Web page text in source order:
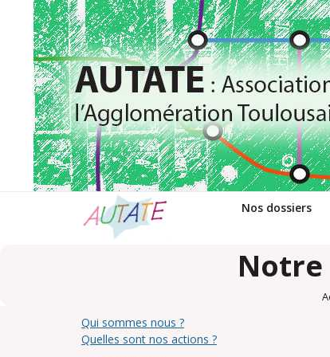
contenu
Nos dossiers
Notre
Qui sommes nous ?
Quelles sont nos actions ?